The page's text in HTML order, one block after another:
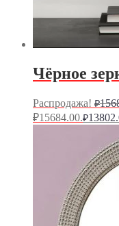
Чёрное
Распродажа! ₽
₽15684.00.₽